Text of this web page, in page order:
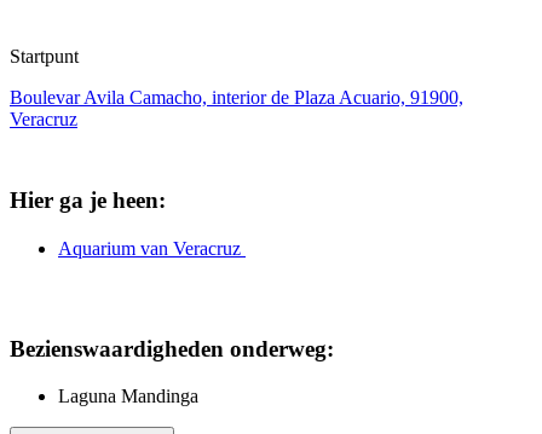
Startpunt
Boulevar Avila Camacho, interior de Plaza Acuario, 91900,
Veracruz
Hier ga je heen:
Aquarium van Veracruz
Bezienswaardigheden onderweg:
Laguna Mandinga